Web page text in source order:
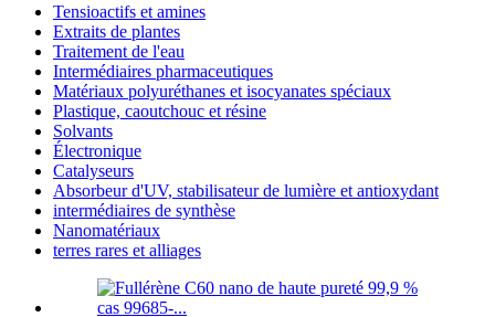
Tensioactifs et amines
Extraits de plantes
Traitement de l'eau
Intermédiaires pharmaceutiques
Matériaux polyuréthanes et isocyanates spéciaux
Plastique, caoutchouc et résine
Solvants
Électronique
Catalyseurs
Absorbeur d'UV, stabilisateur de lumière et antioxydant
intermédiaires de synthèse
Nanomatériaux
terres rares et alliages